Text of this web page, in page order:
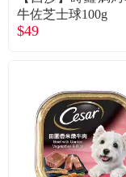
名人嚴選
關於我們
合作提案
牛佐芝士球100g
$49